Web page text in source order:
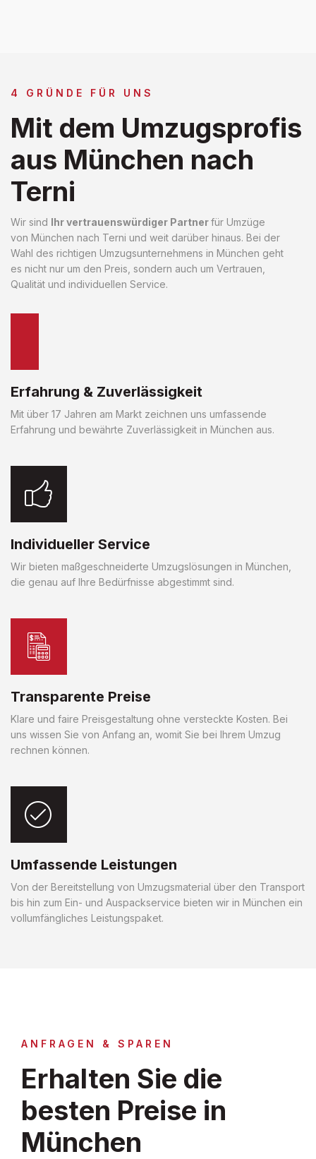
4 GRÜNDE FÜR UNS
Mit dem Umzugsprofis
aus München nach
Terni
Wir sind Ihr vertrauenswürdiger Partnerfür Umzüge
von München nach Terni und weit darüber hinaus. Bei der
Wahl des richtigen Umzugsunternehmens in München geht
es nicht nur um den Preis, sondern auch um Vertrauen,
Qualität und individuellen Service.
Erfahrung & Zuverlässigkeit
Mit über 17 Jahren am Markt zeichnen uns umfassende
Erfahrung und bewährte Zuverlässigkeit in München aus.
Individueller Service
Wir bieten maßgeschneiderte Umzugslösungen in München,
die genau auf Ihre Bedürfnisse abgestimmt sind.
Transparente Preise
Klare und faire Preisgestaltung ohne versteckte Kosten. Bei
uns wissen Sie von Anfang an, womit Sie bei Ihrem Umzug
rechnen können.
Umfassende Leistungen
Von der Bereitstellung von Umzugsmaterial über den Transport
bis hin zum Ein- und Auspackservice bieten wir in München ein
vollumfängliches Leistungspaket.
ANFRAGEN & SPAREN
Erhalten Sie die
besten Preise in
München